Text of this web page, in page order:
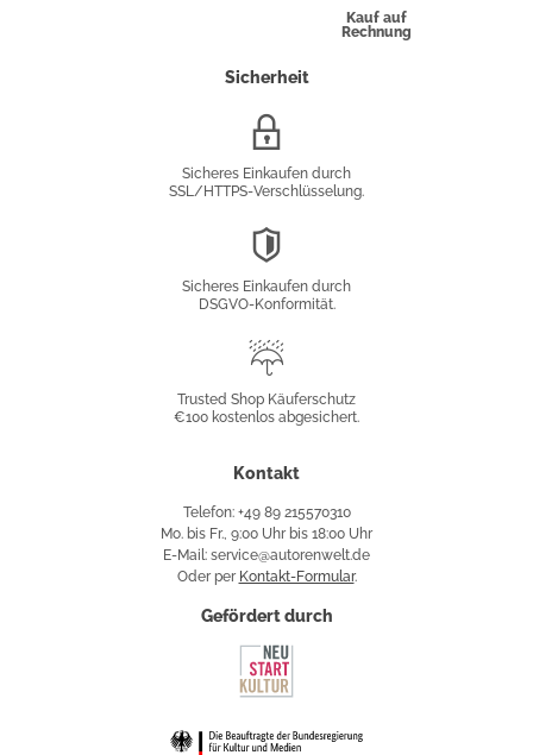
Kauf auf
Rechnung
Sicherheit
Sicheres Einkaufen durch
SSL/HTTPS-Verschlüsselung.
Sicheres Einkaufen durch
DSGVO-Konformität.
Käuferschutz
Trusted Shop Käuferschutz
€100 kostenlos abgesichert.
Kontakt
Telefon: +49 89 215570310
Mo. bis Fr., 9:00 Uhr bis 18:00 Uhr
E-Mail: service@autorenwelt.de
Oder per Kontakt-Formular.
Gefördert durch